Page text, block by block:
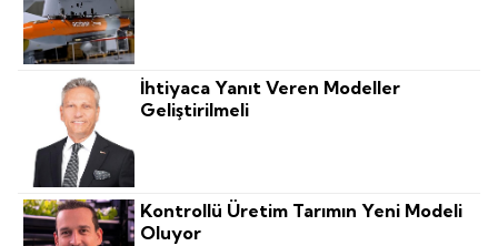
İhtiyaca Yanıt Veren Modeller
Geliştirilmeli
Kontrollü Üretim Tarımın Yeni Modeli
Oluyor